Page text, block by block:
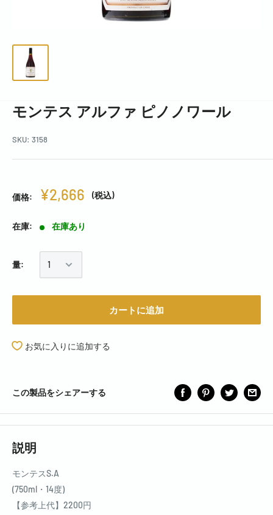
モンテス アルファ ピノノワール
SKU: 3158
価格: ¥2,666 (税込)
在庫: 在庫あり
量:
カートに追加
お気に入りに追加する
この製品をシェアーする
説明
モンテスS.A
(750ml・14度)
【参考上代】2200円